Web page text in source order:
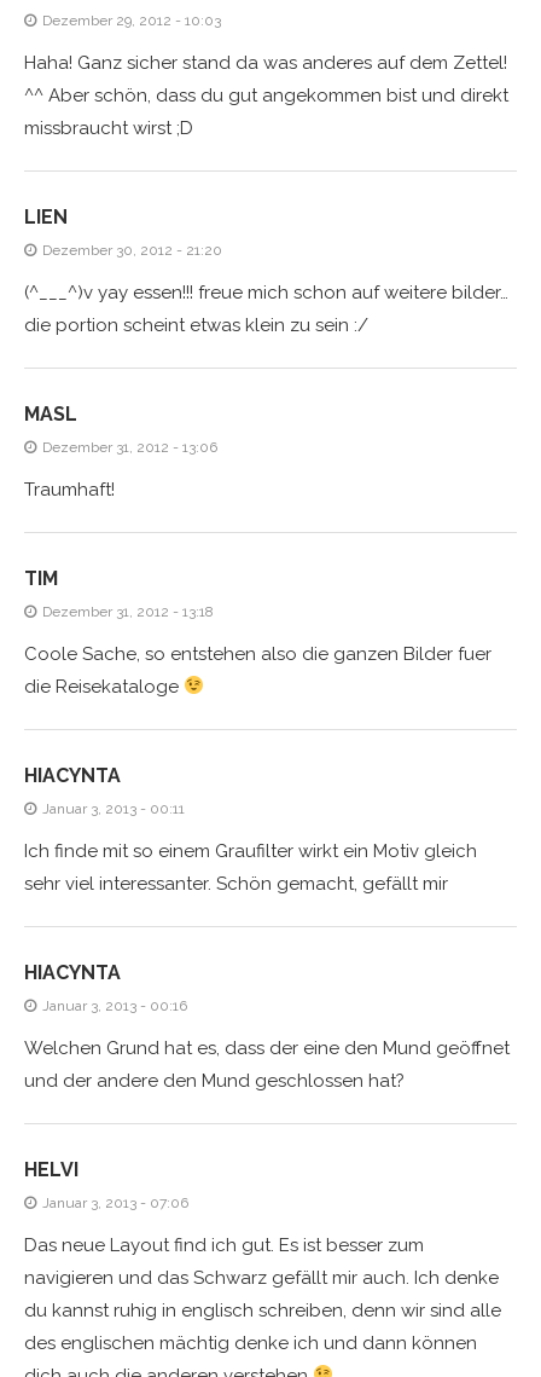
Dezember 29, 2012 - 10:03
Haha! Ganz sicher stand da was anderes auf dem Zettel!
^^ Aber schön, dass du gut angekommen bist und direkt
missbraucht wirst ;D
LIEN
Dezember 30, 2012 - 21:20
(^___^)v yay essen!!! freue mich schon auf weitere bilder…
die portion scheint etwas klein zu sein :/
MASL
Dezember 31, 2012 - 13:06
Traumhaft!
TIM
Dezember 31, 2012 - 13:18
Coole Sache, so entstehen also die ganzen Bilder fuer
die Reisekataloge
HIACYNTA
Januar 3, 2013 - 00:11
Ich finde mit so einem Graufilter wirkt ein Motiv gleich
sehr viel interessanter. Schön gemacht, gefällt mir
HIACYNTA
Januar 3, 2013 - 00:16
Welchen Grund hat es, dass der eine den Mund geöffnet
und der andere den Mund geschlossen hat?
HELVI
Januar 3, 2013 - 07:06
Das neue Layout find ich gut. Es ist besser zum
navigieren und das Schwarz gefällt mir auch. Ich denke
du kannst ruhig in englisch schreiben, denn wir sind alle
des englischen mächtig denke ich und dann können